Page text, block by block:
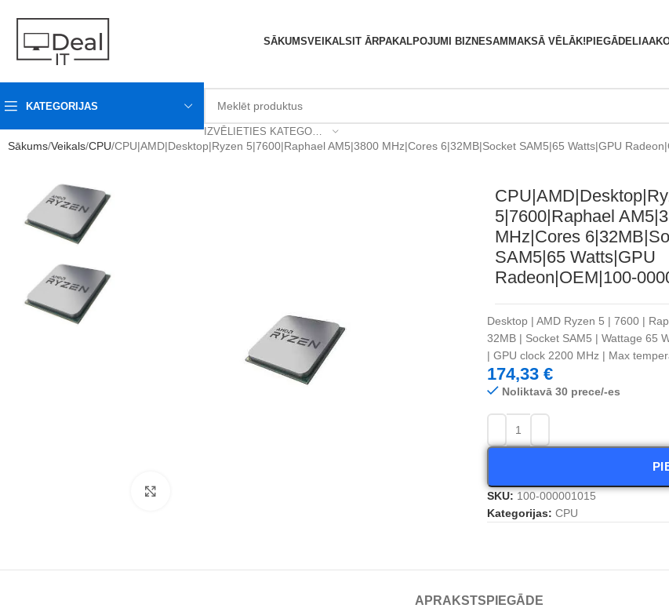
SĀKUMSVEIKALS IT ĀRPAKALPOJUMI BIZNESAM MAKSĀ VĒLĀK! PIEGĀDELIAA
KATEGORIJAS
IZVĒLIETIES KATEGORIJU
Sākums Veikals CPU CPU|AMD|Desktop|Ryzen 5|7600|Raphael AM5|3800 MHz|Cores 6|32MB|Socket SAM5|65 Watts|GPU
5|7600|Raphael
MHz|Cores
SAM5|65 Watts|GPU
Radeon|OEM|100-
Desktop | AMD Ryzen 5 | 7600 |
32MB | Socket SAM5 | Wattage 65
| GPU clock 2200 MHz | Max
174,33 €
Noliktavā 30 prece/-es
SKU: 100-000001015
Kategorijas: CPU
APRAKSTS PIEGĀDE